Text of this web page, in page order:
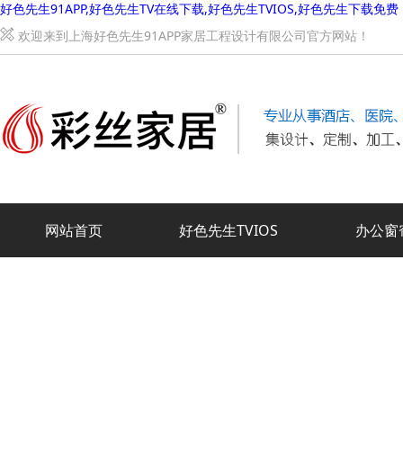
好色先生91APP,好色先生TV在线下载,好色先生TVIOS,好色先生下载免费
欢迎来到上海好色先生91APP家居工程设计有限公司官方网站！
网站首页 好色先生TVIOS 办公窗